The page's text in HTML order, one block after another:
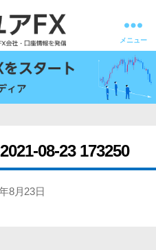
ユ
ア
FX
メニュー
08-23 173250
8月23日